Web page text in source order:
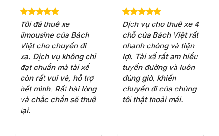
Dịch vụ cho thuê xe 7
chỗ của Bách Việt rất
chuyên nghiệp,đặc
biệt tài xế rất nhiệt
tình vui vẻ,sẽ ủng hộ
thường xuyên
Lần đầu thuê xe 16
chỗ tại Bách Việt, tôi
rất hài lòng với chất
lượng xe và sự
chuyên nghiệp của
tài xế. Dịch vụ tận
tâm, chu đáo, sẽ tiếp
tục sử dụng trong